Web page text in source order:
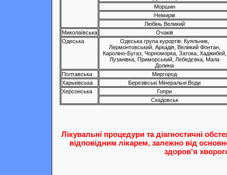
Моршин
Немирів
Любінь Великий
Миколаївська
Очаків
Одеська
Одеська група курортів: Куяльник,
Лермонтовський, Аркадія, Великий Фонтан,
Кароліно-Бугаз, Чорноморка, Затока, Хаджибей,
Лузанівка, Приморський, Лебедєвка, Мала
Долина
Полтавська
Миргород
Харьківська
Березівські Мінеральні Води
Херсонська
Гопри
Скадовськ
Лікувальні процедури та діагностичні
відповідним лікарем, залежно від
здоров'я